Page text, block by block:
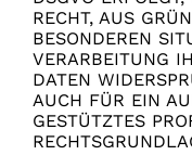
RECHT, AUS
BESONDEREN
VERARBEITUNG
DATEN
AUCH FÜR EIN
GESTÜTZTES